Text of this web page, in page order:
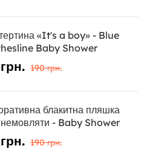
«It's a boy» - Blue
Baby Shower
190 грн.
блакитна пляшка
- Baby Shower
190 грн.